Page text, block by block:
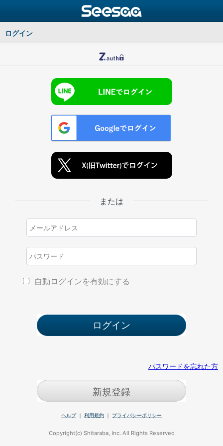
ログイン
または
自動ログインを有効にする
パスワードを忘れた方
新規登録
ヘルプ｜ 利用規約 ｜ プライバシーポリシー
Copyright(c) Shitaraba, Inc. All Rights Reserved